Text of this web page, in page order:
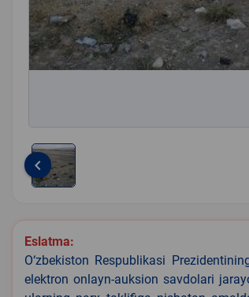
1
keyboard_arrow_left
Eslatma:
O‘zbekiston Respublikasi
elektron onlayn-auksion savdolari